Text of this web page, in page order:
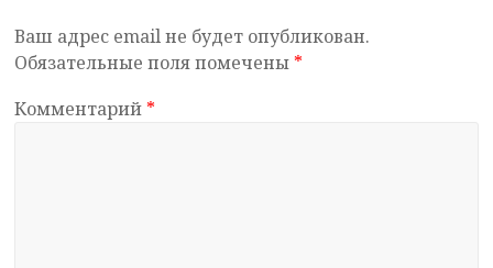
Ваш адрес email не будет опубликован.
Обязательные поля помечены *
Комментарий *